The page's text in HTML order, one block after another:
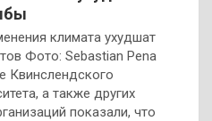
климата ухудшат
Фото: Sebastian Pena
Квинслендского
а также других
показали, что